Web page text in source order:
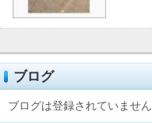
ブログ
ブログは登録されていません